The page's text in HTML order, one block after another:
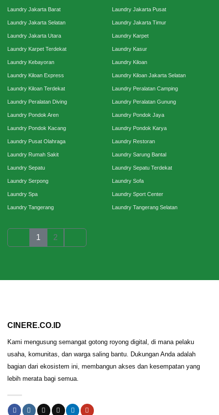
Laundry Jakarta Barat Laundry Jakarta Pusat
Laundry Jakarta Selatan Laundry Jakarta Timur
Laundry Jakarta Utara Laundry Karpet
Laundry Karpet Terdekat Laundry Kasur
Laundry Kebayoran Laundry Kiloan
Laundry Kiloan Express Laundry Kiloan Jakarta Selatan
Laundry Kiloan Terdekat Laundry Peralatan Camping
Laundry Peralatan Diving Laundry Peralatan Gunung
Laundry Pondok Aren Laundry Pondok Jaya
Laundry Pondok Kacang Laundry Pondok Karya
Laundry Pusat Olahraga Laundry Restoran
Laundry Rumah Sakit Laundry Sarung Bantal
Laundry Sepatu Laundry Sepatu Terdekat
Laundry Serpong Laundry Sofa
Laundry Spa Laundry Sport Center
Laundry Tangerang Laundry Tangerang Selatan
1 2
CINERE.CO.ID
Kami mengusung semangat gotong royong digital, di mana pelaku
usaha, komunitas, dan warga saling bantu. Dukungan Anda adalah
bagian dari ekosistem ini, membangun akses dan kesempatan yang
lebih merata bagi semua.